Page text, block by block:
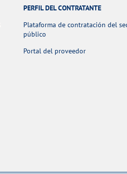
PERFIL DEL CONTRATANTE
Plataforma de contratación del
público
Portal del proveedor